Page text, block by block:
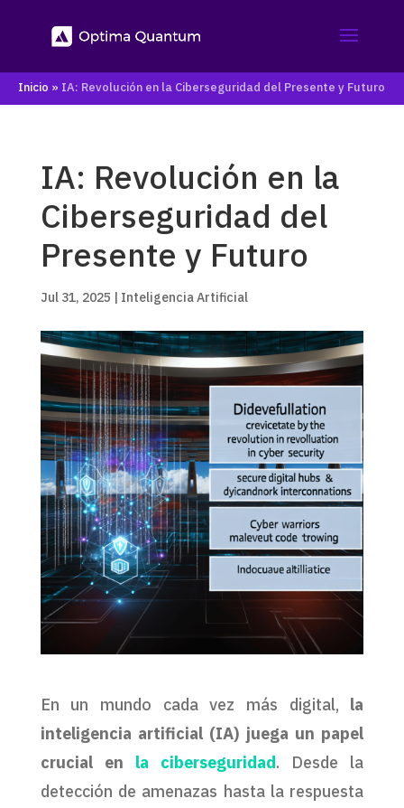
Inicio » IA: Revolución en la Ciberseguridad del Presente y Futuro
IA: Revolución en la
Ciberseguridad del
Presente y Futuro
Jul 31, 2025 | Inteligencia Artificial
En un mundo cada vez más digital, la
inteligencia artificial (IA) juega un papel
crucial en la ciberseguridad. Desde la
detección de amenazas hasta la respuesta